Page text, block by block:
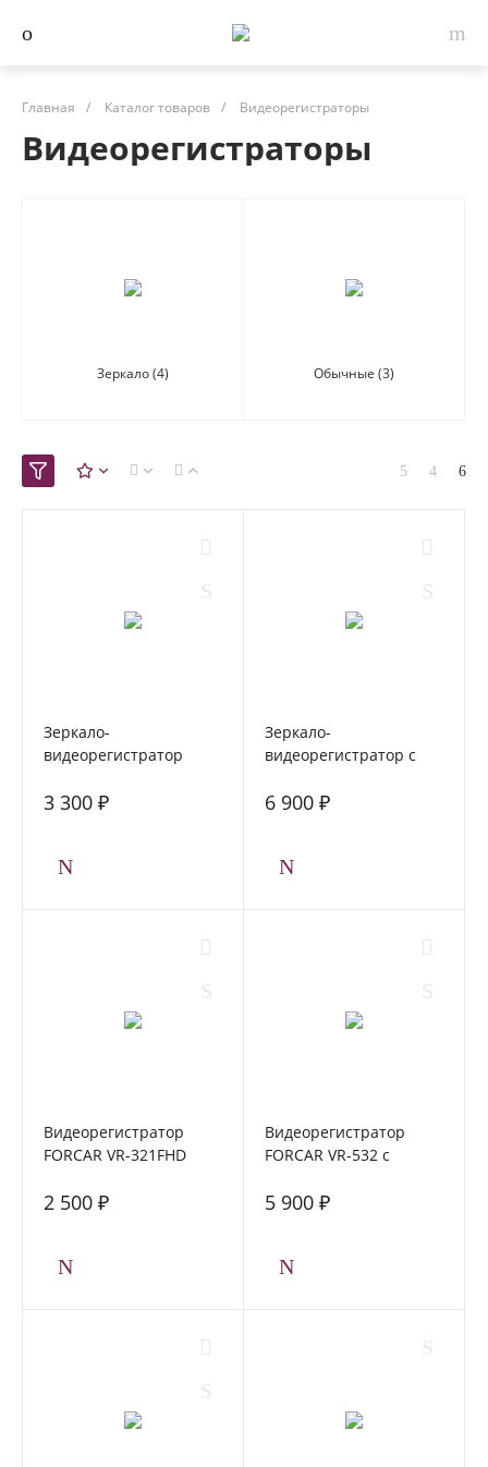
Главная / Каталог товаров / Видеорегистраторы
Видеорегистраторы
Зеркало(4) Обычные (3)
Зеркало-
видеорегистратор
камерой заднего вида
3 300 ₽
Зеркало-
видеорегистратор с
FORCAR MR-F1030FHD
6 900 ₽
Видеорегистратор
FORCAR VR-321FHD
2 500 ₽
Видеорегистратор
FORCAR VR-532 с
5 900 ₽